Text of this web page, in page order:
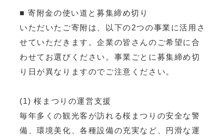
■ 寄附金の使い道と募集締め切り
いただいたご寄附は、以下の2つの事業に活用さ
せていただきます。企業の皆さんのご希望に合
わせてお選びください。事業ごとに募集締め切
り日が異なりますのでご注意ください。
(1) 桜まつりの運営支援
毎年多くの観光客が訪れる桜まつりの安全な警
備、環境美化、各種設備の充実など、円滑な運